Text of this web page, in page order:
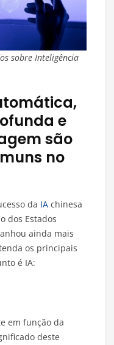
sobre Inteligência
e
são
no
da IA chinesa
dos Estados
ainda mais
os principais
é IA:
em função da
deste